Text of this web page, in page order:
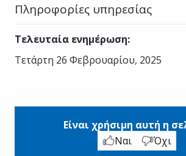
Πληροφορίες υπηρεσίας
Τελευταία ενημέρωση:
Τετάρτη 26 Φεβρουαρίου, 2025
Είναι χρήσιμη αυτή η
Ναι
Όχι